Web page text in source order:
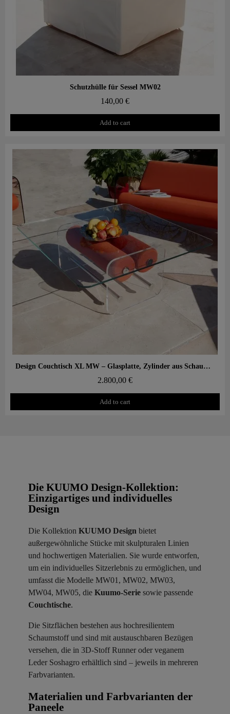
Aperçu rapide
Schutzhülle für Sessel MW02
140,00 €
Add to cart
Aperçu rapide Design Couchtisch XL MW – Glasplatte, Zylinder aus Schaumstoff mit Wabenstruktur
2.800,00 €
Add to cart
Die KUUMO Design-Kollektion:
Einzigartiges und individuelles
Design
Die Kollektion KUUMO Design bietet
außergewöhnliche Stücke mit skulpturalen Linien
und hochwertigen Materialien. Sie wurde entworfen,
um ein individuelles Sitzerlebnis zu ermöglichen, und
umfasst die Modelle MW01, MW02, MW03,
MW04, MW05, die Kuumo-Serie sowie passende
Couchtische.
Die Sitzflächen bestehen aus hochresilientem
Schaumstoff und sind mit austauschbaren Bezügen
versehen, die in 3D-Stoff Runner oder veganem
Leder Soshagro erhältlich sind – jeweils in mehreren
Farbvarianten.
Materialien und Farbvarianten der
Paneele ​